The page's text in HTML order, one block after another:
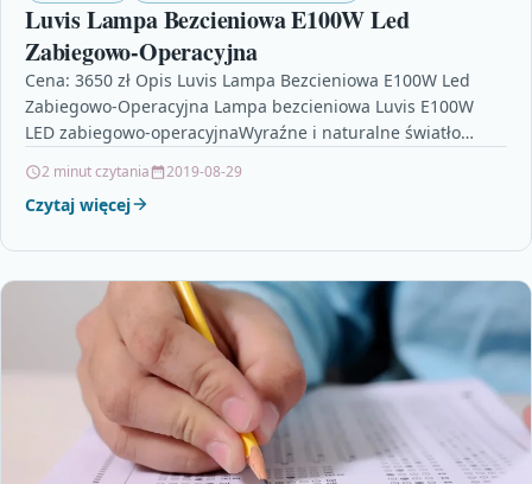
Luvis Lampa Bezcieniowa E100W Led
Zabiegowo-Operacyjna
Cena: 3650 zł Opis Luvis Lampa Bezcieniowa E100W Led
Zabiegowo-Operacyjna Lampa bezcieniowa Luvis E100W
LED zabiegowo-operacyjnaWyraźne i naturalne światło
2 minut czytania 2019-08-29
Czytaj więcej